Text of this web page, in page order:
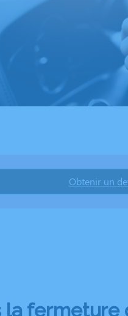
Obtenir un
la fermeture